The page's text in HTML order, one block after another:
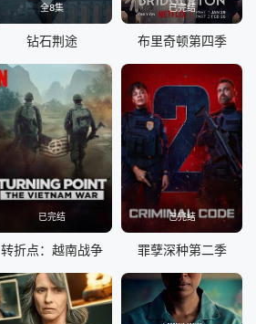
全8集
钻石荆途
已完结
布里奇顿第四季
已完结
转折点：越南战争
已完结
罪孽深种第二季